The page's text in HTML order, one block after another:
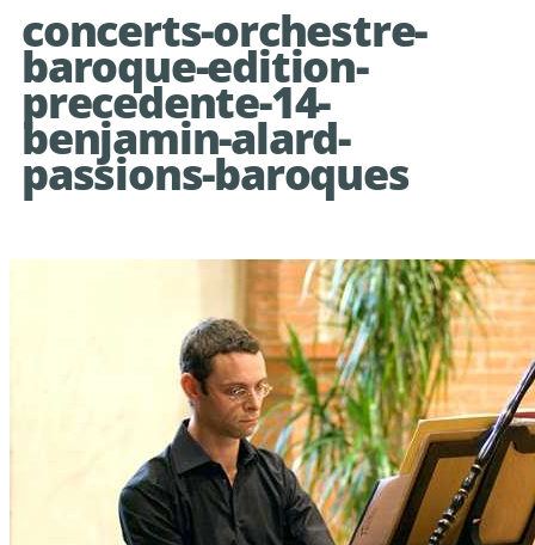
concerts-orchestre-
baroque-edition-
precedente-14-
benjamin-alard-
passions-baroques